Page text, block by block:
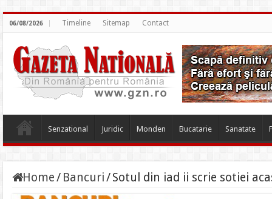
06/08/2026 Timeline Sitemap Contact
Senzational Juridic Monden Bucatarie Sanatate
Home/ Bancuri/Sotul din iad ii scrie sotiei